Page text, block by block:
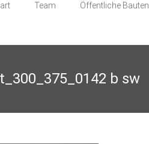
Team Öffentliche Bauten
b sw